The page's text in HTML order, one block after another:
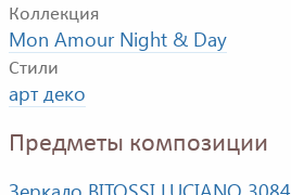
Коллекция
Mon Amour Night & Day
Стили
арт деко
Предметы композиции